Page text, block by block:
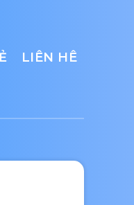
LIÊN HÊ